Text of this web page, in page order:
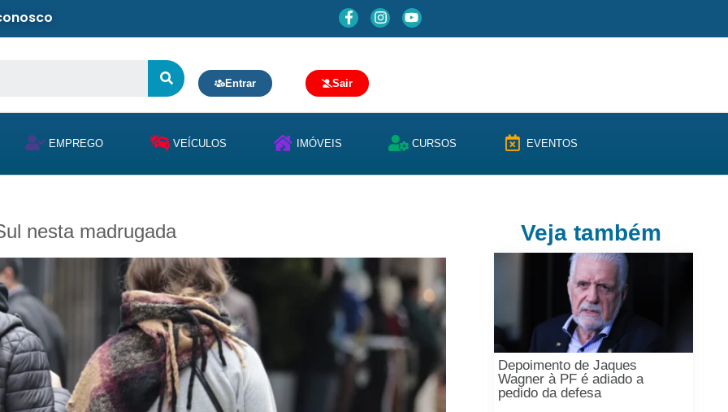
Entrar Sair
EMPREGO VEÍCULOS IMÓVEIS CURSOS EVENTOS
nesta madrugada Veja também
Depoimento de Jaques
Wagner à PF é adiado a
pedido da defesa